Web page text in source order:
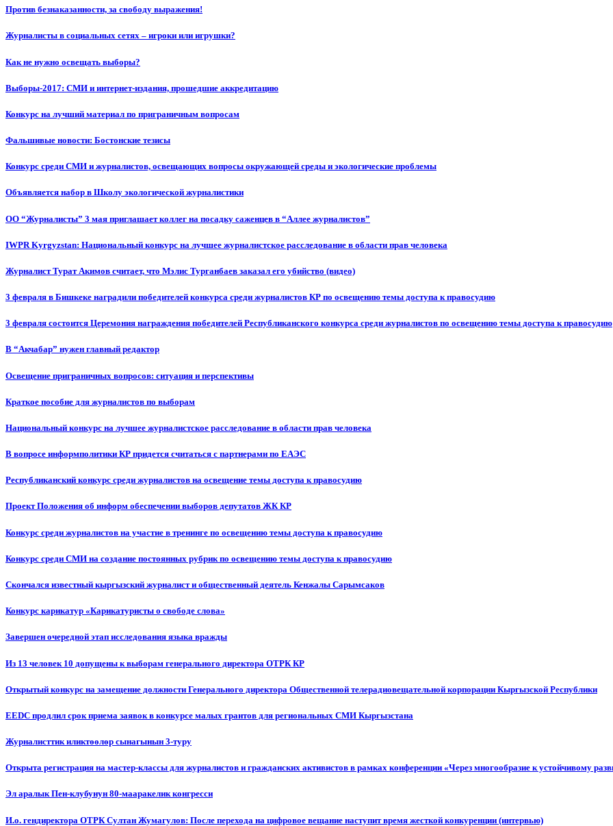
Против безнаказанности, за свободу выражения!
Журналисты в социальных сетях – игроки или игрушки?
Как не нужно освещать выборы?
Выборы-2017: СМИ и интернет-издания, прошедшие аккредитацию
Конкурс на лучший материал по приграничным вопросам
Фальшивые новости: Бостонские тезисы
Конкурс среди СМИ и журналистов, освещающих вопросы окружающей среды и экологические проблемы
Объявляется набор в Школу экологической журналистики
ОО “Журналисты” 3 мая приглашает коллег на посадку саженцев в “Аллее журналистов”
IWPR Kyrgyzstan: Национальный конкурс на лучшее журналистское расследование в области прав человека
Журналист Турат Акимов считает, что Мэлис Турганбаев заказал его убийство (видео)
3 февраля в Бишкеке наградили победителей конкурса среди журналистов КР по освещению темы доступа к правосудию
3 февраля состоится Церемония награждения победителей Республиканского конкурса среди журналистов по освещению темы доступа к правосудию
В “Акчабар” нужен главный редактор
Освещение приграничных вопросов: ситуация и перспективы
Краткое пособие для журналистов по выборам
Национальный конкурс на лучшее журналистское расследование в области прав человека
В вопросе информполитики КР придется считаться с партнерами по ЕАЭС
Республиканский конкурс среди журналистов на освещение темы доступа к правосудию
Проект Положения об информ обеспечении выборов депутатов ЖК КР
Конкурс среди журналистов на участие в тренинге по освещению темы доступа к правосудию
Конкурс среди СМИ на создание постоянных рубрик по освещению темы доступа к правосудию
Скончался известный кыргызский журналист и общественный деятель Кенжалы Сарымсаков
Конкурс карикатур «Карикатуристы о свободе слова»
Завершен очередной этап исследования языка вражды
Из 13 человек 10 допущены к выборам генерального директора ОТРК КР
Открытый конкурс на замещение должности Генерального директора Общественной телерадиовещательной корпорации Кыргызской Республики
EEDC продлил срок приема заявок в конкурсе малых грантов для региональных СМИ Кыргызстана
Журналисттик иликтөөлөр сынагынын 3-туру
Открыта регистрация на мастер-классы для журналистов и гражданских активистов в рамках конференции «Через многообразие к устойчивому
Эл аралык Пен-клубунун 80-мааракелик конгресси
И.о. гендиректора ОТРК Султан Жумагулов: После перехода на цифровое вещание наступит время жесткой конкуренции (интервью)